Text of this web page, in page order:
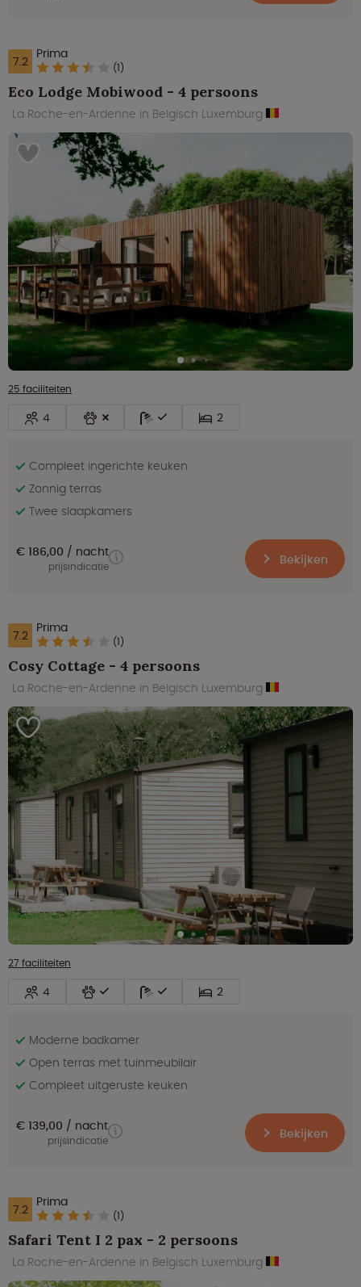
7.2 Prima
(1)
Eco Lodge Mobiwood - 4 persoons
La Roche-en-Ardenne in Belgisch Luxemburg
25 faciliteiten
4 2
Compleet ingerichte keuken
Zonnig terras
Twee slaapkamers
€ 186,00 nacht
prijsindicatie Bekijken
7.2 Prima
(1)
Cosy Cottage - 4 persoons
La Roche-en-Ardenne in Belgisch Luxemburg
27 faciliteiten
4 2
Moderne badkamer
Open terras met tuinmeubilair
Compleet uitgeruste keuken
€ 139,00 nacht
prijsindicatie Bekijken
7.2 Prima
(1)
Safari Tent I 2 pax - 2 persoons
La Roche-en-Ardenne in Belgisch Luxemburg